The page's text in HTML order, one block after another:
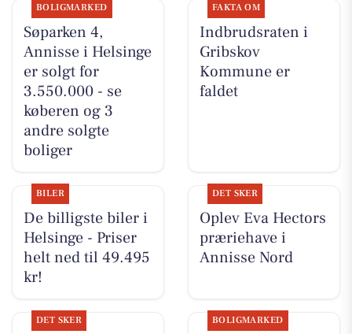
BOLIGMARKED
Søparken 4,
Annisse i Helsinge
er solgt for
3.550.000 - se
køberen og 3
andre solgte
boliger
FAKTA OM
Indbrudsraten i
Gribskov
Kommune er
faldet
BILER
De billigste biler i
Helsinge - Priser
helt ned til 49.495
kr!
DET SKER
Oplev Eva Hectors
præriehave i
Annisse Nord
DET SKER BOLIGMARKED